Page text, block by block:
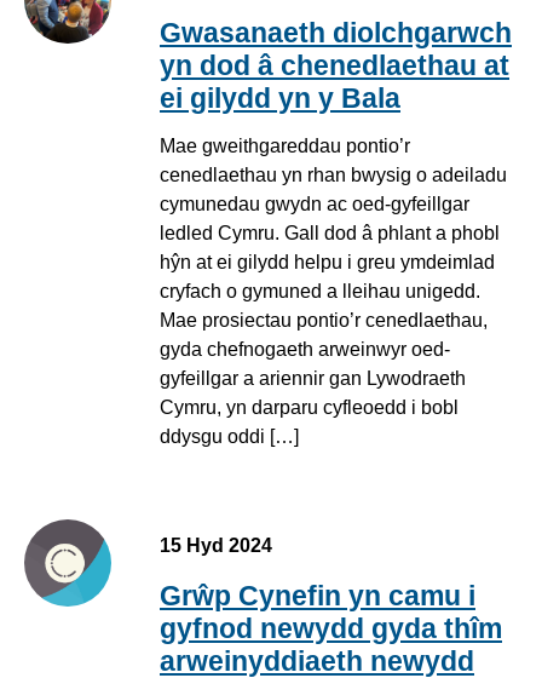
Gwasanaeth diolchgarwch
yn dod â chenedlaethau at
ei gilydd yn y Bala
Mae gweithgareddau pontio’r
cenedlaethau yn rhan bwysig o adeiladu
cymunedau gwydn ac oed-gyfeillgar
ledled Cymru. Gall dod â phlant a phobl
hŷn at ei gilydd helpu i greu ymdeimlad
cryfach o gymuned a lleihau unigedd.
Mae prosiectau pontio’r cenedlaethau,
gyda chefnogaeth arweinwyr oed-
gyfeillgar a ariennir gan Lywodraeth
Cymru, yn darparu cyfleoedd i bobl
ddysgu oddi […]
15 Hyd 2024
Grŵp Cynefin yn camu i
gyfnod newydd gyda thîm
arweinyddiaeth newydd